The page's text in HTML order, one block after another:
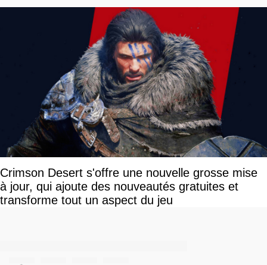
Crimson Desert s'offre une nouvelle grosse mise
à jour, qui ajoute des nouveautés gratuites et
transforme tout un aspect du jeu